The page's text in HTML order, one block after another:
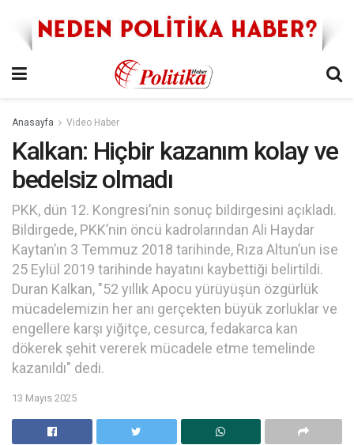
Anasayfa Video Haber
Kalkan: Hiçbir kazanım kolay ve
bedelsiz olmadı
PKK, dün 12. Kongresi’nin sonuç bildirgesini açıkladı.
Bildirgede, PKK’nin öncü kadrolarından Ali Haydar
Kaytan’ın 3 Temmuz 2018 tarihinde, Rıza Altun’un ise
25 Eylül 2019 tarihinde hayatını kaybettiği belirtildi.
Duran Kalkan, "52 yıllık Apocu yürüyüşün özgürlük
mücadelemizin her anı gerçekten büyük zorluklar ve
engellere karşı yiğitçe, cesurca, fedakarca kan
dökerek şehit vererek mücadele etme temelinde
kazanıldı" dedi.
13 Mayıs 2025